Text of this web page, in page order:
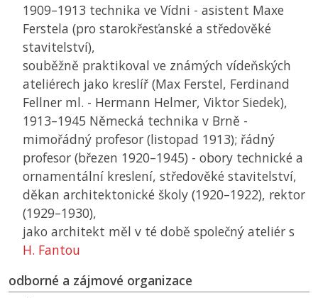
1909–1913 technika ve Vídni - asistent Maxe
Ferstela (pro starokřesťanské a středověké
stavitelství),
souběžně praktikoval ve známých vídeňských
ateliérech jako kreslíř (Max Ferstel, Ferdinand
Fellner ml. - Hermann Helmer, Viktor Siedek),
1913–1945 Německá technika v Brně -
mimořádný profesor (listopad 1913); řádný
profesor (březen 1920–1945) - obory technické a
ornamentální kreslení, středověké stavitelství,
děkan architektonické školy (1920–1922), rektor
(1929–1930),
jako architekt měl v té době společný ateliér s
H. Fantou
odborné a zájmové organizace